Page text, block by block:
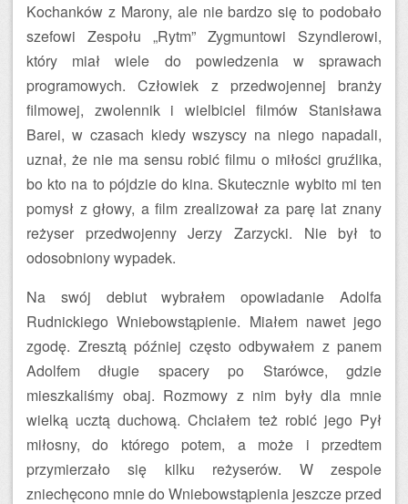
Kochanków z Marony, ale nie bardzo się to podobało
szefowi Zespołu „Rytm” Zygmuntowi Szyndlerowi,
który miał wiele do powiedzenia w sprawach
programowych. Człowiek z przedwojennej branży
filmowej, zwolennik i wielbiciel filmów Stanisława
Barei, w czasach kiedy wszyscy na niego napadali,
uznał, że nie ma sensu robić filmu o miłości gruźlika,
bo kto na to pójdzie do kina. Skutecznie wybito mi ten
pomysł z głowy, a film zrealizował za parę lat znany
reżyser przedwojenny Jerzy Zarzycki. Nie był to
odosobniony wypadek.
Na swój debiut wybrałem opowiadanie Adolfa
Rudnickiego Wniebowstąpienie. Miałem nawet jego
zgodę. Zresztą później często odbywałem z panem
Adolfem długie spacery po Starówce, gdzie
mieszkaliśmy obaj. Rozmowy z nim były dla mnie
wielką ucztą duchową. Chciałem też robić jego Pył
miłosny, do którego potem, a może i przedtem
przymierzało się kilku reżyserów. W zespole
zniechęcono mnie do Wniebowstąpienia jeszcze przed